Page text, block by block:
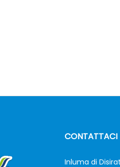
CONTATTACI
Inluma di